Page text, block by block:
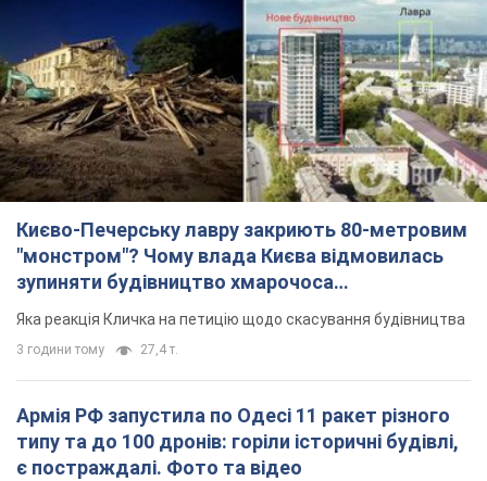
Києво-Печерську лавру закриють 80-метровим
"монстром"? Чому влада Києва відмовилась
зупиняти будівництво хмарочоса
"московського вірянина"
Яка реакція Кличка на петицію щодо скасування будівництва
3 години тому 27,4 т.
Армія РФ запустила по Одесі 11 ракет різного
типу та до 100 дронів: горіли історичні будівлі,
є постраждалі. Фото та відео